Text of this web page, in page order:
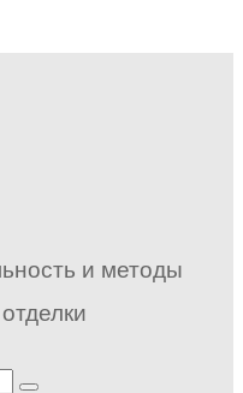
и методы